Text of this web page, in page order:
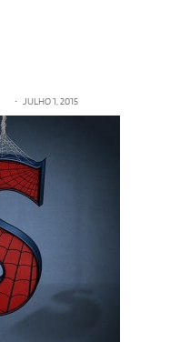
• JULHO 1, 2015